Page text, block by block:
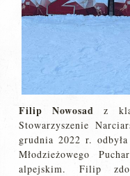
Filip Nowosad z
Stowarzyszenie
grudnia 2022 r.
Młodzieżowego
alpejskim. Filip